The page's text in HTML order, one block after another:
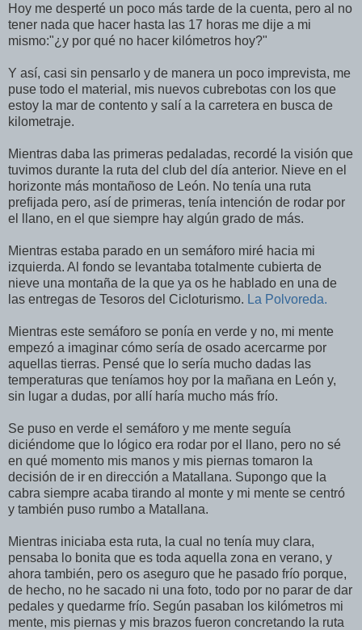
Hoy me desperté un poco más tarde de la cuenta, pero al no
tener nada que hacer hasta las 17 horas me dije a mi
mismo:"¿y por qué no hacer kilómetros hoy?"
Y así, casi sin pensarlo y de manera un poco imprevista, me
puse todo el material, mis nuevos cubrebotas con los que
estoy la mar de contento y salí a la carretera en busca de
kilometraje.
Mientras daba las primeras pedaladas, recordé la visión que
tuvimos durante la ruta del club del día anterior. Nieve en el
horizonte más montañoso de León. No tenía una ruta
prefijada pero, así de primeras, tenía intención de rodar por
el llano, en el que siempre hay algún grado de más.
Mientras estaba parado en un semáforo miré hacia mi
izquierda. Al fondo se levantaba totalmente cubierta de
nieve una montaña de la que ya os he hablado en una de
las entregas de Tesoros del Cicloturismo. La Polvoreda.
Mientras este semáforo se ponía en verde y no, mi mente
empezó a imaginar cómo sería de osado acercarme por
aquellas tierras. Pensé que lo sería mucho dadas las
temperaturas que teníamos hoy por la mañana en León y,
sin lugar a dudas, por allí haría mucho más frío.
Se puso en verde el semáforo y me mente seguía
diciéndome que lo lógico era rodar por el llano, pero no sé
en qué momento mis manos y mis piernas tomaron la
decisión de ir en dirección a Matallana. Supongo que la
cabra siempre acaba tirando al monte y mi mente se centró
y también puso rumbo a Matallana.
Mientras iniciaba esta ruta, la cual no tenía muy clara,
pensaba lo bonita que es toda aquella zona en verano, y
ahora también, pero os aseguro que he pasado frío porque,
de hecho, no he sacado ni una foto, todo por no parar de dar
pedales y quedarme frío. Según pasaban los kilómetros mi
mente, mis piernas y mis brazos fueron concretando la ruta